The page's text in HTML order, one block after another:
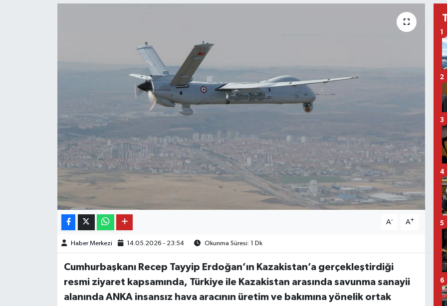
A- A+
Haber Merkezi 14.05.2026 - 23:54 Okunma Süresi: 1 Dk
Cumhurbaşkanı Recep Tayyip Erdoğan’ın Kazakistan’a gerçekleştirdiği
resmi ziyaret kapsamında, Türkiye ile Kazakistan arasında savunma sanayii
alanında ANKA insansız hava aracının üretim ve bakımına yönelik ortak
1
2
3
4
5
6
FİNANS